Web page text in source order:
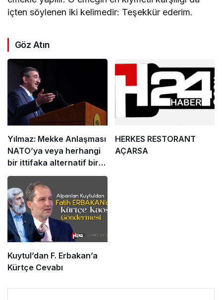
içten söylenen iki kelimedir: Teşekkür ederim.
Göz Atın
Yılmaz: Mekke Anlaşması
NATO’ya veya herhangi
bir ittifaka alternatif bir
yapı değil
HERKES RESTORANT
AÇARSA
Kuytul’dan F. Erbakan’a
Kürtçe Cevabı